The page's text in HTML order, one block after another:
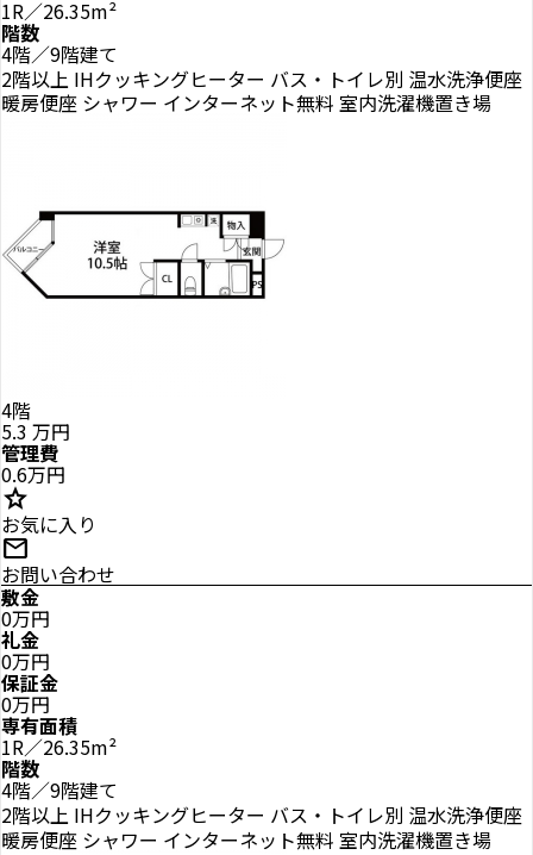
1R／26.35m²
階数
4階／9階建て
2階以上 IHクッキングヒーター バス・トイレ別 温水洗浄便座
暖房便座 シャワー インターネット無料 室内洗濯機置き場
4階
5.3 万円
管理費
0.6万円
star
お気に入り
mail
お問い合わせ
敷金
0万円
礼金
0万円
保証金
0万円
専有面積
1R／26.35m²
階数
4階／9階建て
2階以上 IHクッキングヒーター バス・トイレ別 温水洗浄便座
暖房便座 シャワー インターネット無料 室内洗濯機置き場